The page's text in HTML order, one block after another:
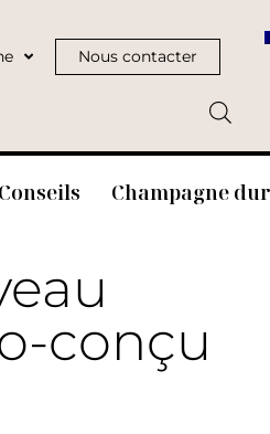
Nous contacter
Conseils Champagne
conçu